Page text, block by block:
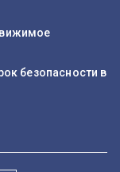
безопасности в